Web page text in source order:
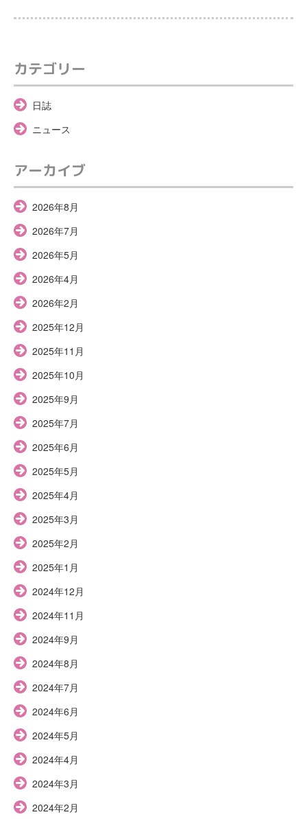
カテゴリー
日誌
ニュース
アーカイブ
2026年8月
2026年7月
2026年5月
2026年4月
2026年2月
2025年12月
2025年11月
2025年10月
2025年9月
2025年7月
2025年6月
2025年5月
2025年4月
2025年3月
2025年2月
2025年1月
2024年12月
2024年11月
2024年9月
2024年8月
2024年7月
2024年6月
2024年5月
2024年4月
2024年3月
2024年2月